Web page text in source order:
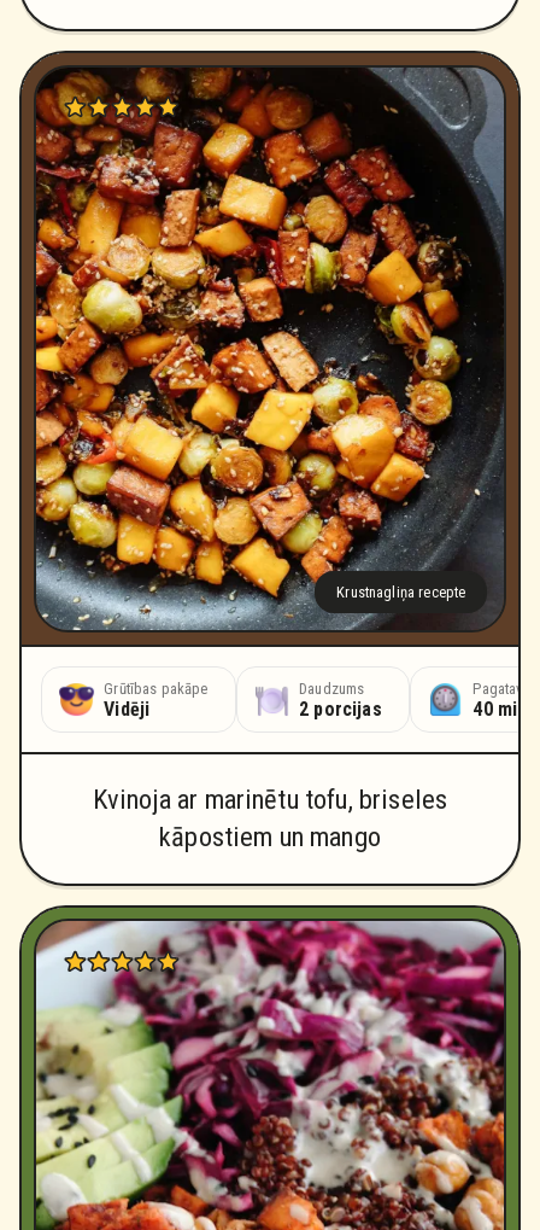
Krustnagliņa recepte
Grūtības pakāpe
Vidēji
Daudzums
2 porcijas 40
Kvinoja ar marinētu tofu, briseles
kāpostiem un mango